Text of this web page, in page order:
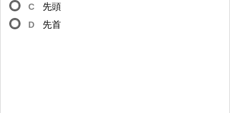
C
先頭
D
先首